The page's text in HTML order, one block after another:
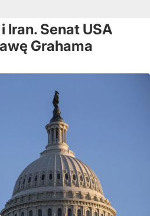
Iran. Senat USA
Grahama